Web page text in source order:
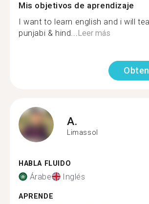
Mis objetivos de aprendizaje
I want to learn english and i will
punjabi & hind...Leer más
A.
Limassol
HABLA FLUIDO
Árabe Inglés
APRENDE